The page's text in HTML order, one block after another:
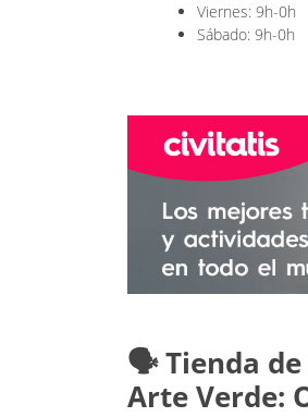
Viernes: 9h-0h
Sábado: 9h-0h
🗣️ Tienda de
Arte Verde: